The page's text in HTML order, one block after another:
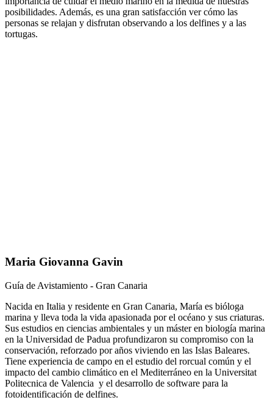
posibilidades. Además, es una gran satisfacción ver cómo las
personas se relajan y disfrutan observando a los delfines y a las
tortugas.
Maria Giovanna Gavin
Guía de Avistamiento - Gran Canaria
Nacida en Italia y residente en Gran Canaria, María es bióloga
marina y lleva toda la vida apasionada por el océano y sus criaturas.
Sus estudios en ciencias ambientales y un máster en biología marina
en la Universidad de Padua profundizaron su compromiso con la
conservación, reforzado por años viviendo en las Islas Baleares.
Tiene experiencia de campo en el estudio del rorcual común y el
impacto del cambio climático en el Mediterráneo en la Universitat
Politecnica de Valencia y el desarrollo de software para la
fotoidentificación de delfines.